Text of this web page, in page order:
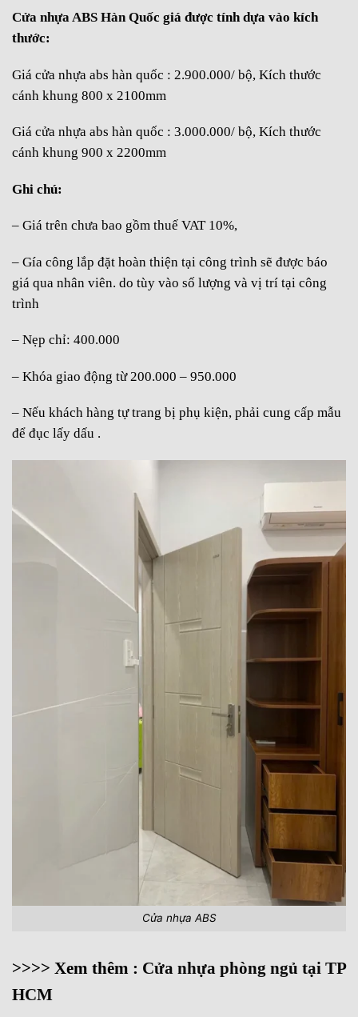
Cửa nhựa ABS Hàn Quốc giá được tính dựa vào kích
thước:
Giá cửa nhựa abs hàn quốc : 2.900.000/ bộ, Kích thước
cánh khung 800 x 2100mm
Giá cửa nhựa abs hàn quốc : 3.000.000/ bộ, Kích thước
cánh khung 900 x 2200mm
Ghi chú:
– Giá trên chưa bao gồm thuế VAT 10%,
– Gía công lắp đặt hoàn thiện tại công trình sẽ được báo
giá qua nhân viên. do tùy vào số lượng và vị trí tại công
trình
– Nẹp chỉ: 400.000
– Khóa giao động từ 200.000 – 950.000
– Nếu khách hàng tự trang bị phụ kiện, phải cung cấp mẫu
để đục lấy dấu .
Cửa nhựa ABS
>>>> Xem thêm : Cửa nhựa phòng ngủ tại TP
HCM